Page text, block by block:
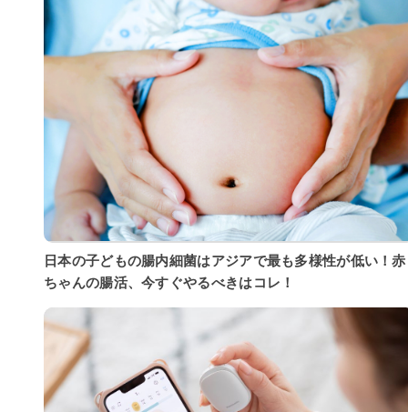
日本の子どもの腸内細菌はアジアで最も多様性が低い！赤
ちゃんの腸活、今すぐやるべきはコレ！